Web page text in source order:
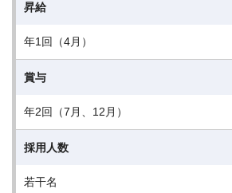
昇給
年1回（4月）
賞与
年2回（7月、12月）
採用人数
若干名